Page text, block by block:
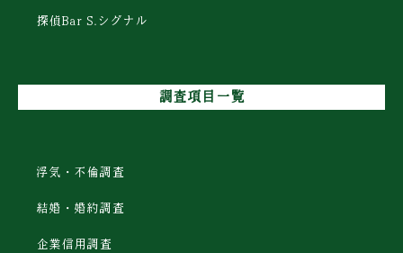
探偵Bar S.シグナル
調査項目一覧
浮気・不倫調査
結婚・婚約調査
企業信用調査